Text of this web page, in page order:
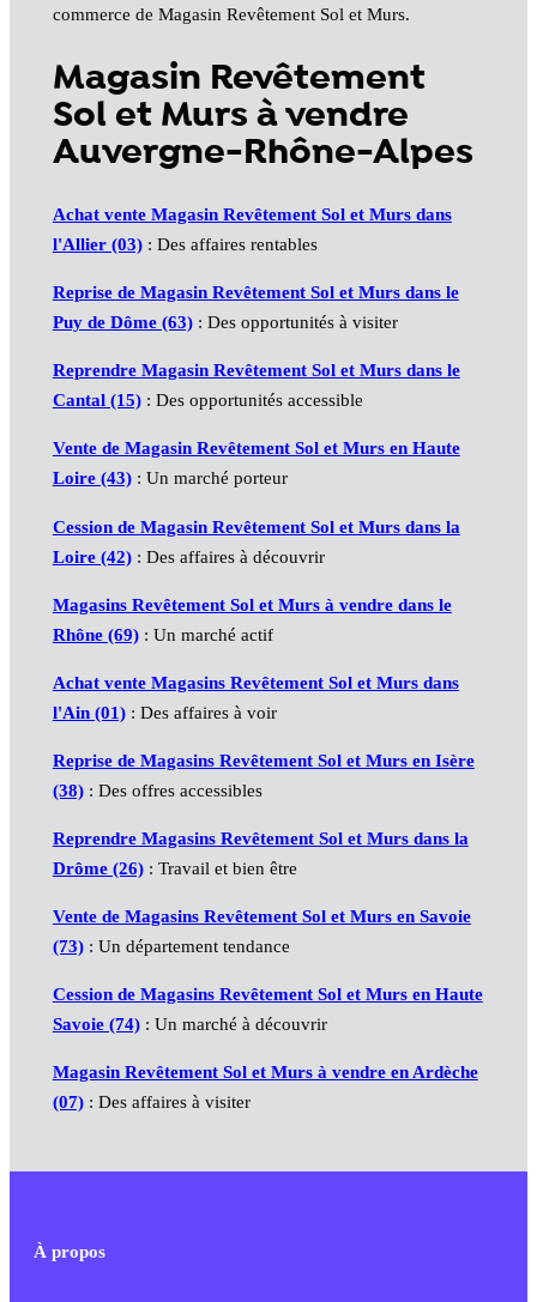
commerce de Magasin Revêtement Sol et Murs.
Magasin Revêtement
Sol et Murs à vendre
Auvergne-Rhône-Alpes
Achat vente Magasin Revêtement Sol et Murs dans
l'Allier (03): Des affaires rentables
Reprise de Magasin Revêtement Sol et Murs dans le
Puy de Dôme (63): Des opportunités à visiter
Reprendre Magasin Revêtement Sol et Murs dans le
Cantal (15): Des opportunités accessible
Vente de Magasin Revêtement Sol et Murs en Haute
Loire (43): Un marché porteur
Cession de Magasin Revêtement Sol et Murs dans la
Loire (42): Des affaires à découvrir
Magasins Revêtement Sol et Murs à vendre dans le
Rhône (69): Un marché actif
Achat vente Magasins Revêtement Sol et Murs dans
l'Ain (01): Des affaires à voir
Reprise de Magasins Revêtement Sol et Murs en Isère
(38): Des offres accessibles
Reprendre Magasins Revêtement Sol et Murs dans la
Drôme (26): Travail et bien être
Vente de Magasins Revêtement Sol et Murs en Savoie
(73): Un département tendance
Cession de Magasins Revêtement Sol et Murs en Haute
Savoie (74): Un marché à découvrir
Magasin Revêtement Sol et Murs à vendre en Ardèche
(07): Des affaires à visiter
À propos